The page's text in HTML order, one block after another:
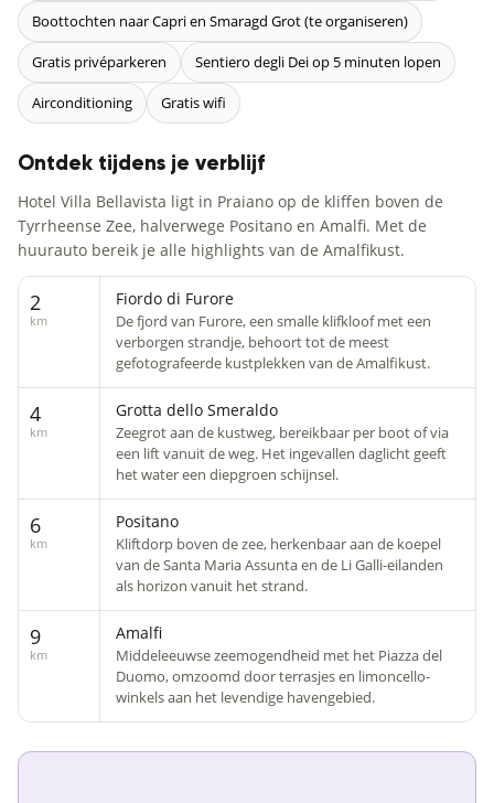
Boottochten naar Capri en Smaragd Grot (te organiseren)
Gratis privéparkeren Sentiero degli Dei op 5 minuten lopen
Airconditioning Gratis wifi
Ontdek tijdens je verblijf
Hotel Villa Bellavista ligt in Praiano op de kliffen boven de
Tyrrheense Zee, halverwege Positano en Amalfi. Met de
huurauto bereik je alle highlights van de Amalfikust.
2
km
Fiordo di Furore
De fjord van Furore, een smalle klifkloof met een
verborgen strandje, behoort tot de meest
gefotografeerde kustplekken van de Amalfikust.
4
km
Grotta dello Smeraldo
Zeegrot aan de kustweg, bereikbaar per boot of via
een lift vanuit de weg. Het ingevallen daglicht geeft
het water een diepgroen schijnsel.
6
km
Positano
Kliftdorp boven de zee, herkenbaar aan de koepel
van de Santa Maria Assunta en de Li Galli-eilanden
als horizon vanuit het strand.
9
km
Amalfi
Middeleeuwse zeemogendheid met het Piazza del
Duomo, omzoomd door terrasjes en limoncello-
winkels aan het levendige havengebied.